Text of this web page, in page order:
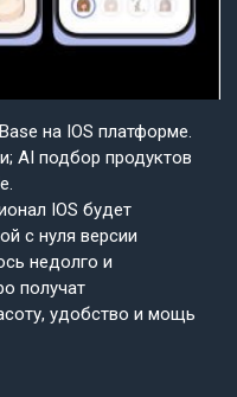
на IOS платформе.
AI подбор продуктов
IOS будет
с нуля версии
недолго и
получат
удобство и мощь